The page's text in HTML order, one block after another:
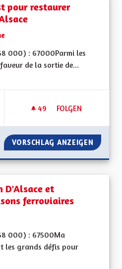
pour restaurer
000) : 67000Parmi les
de la sortie de...
49 49 FOLLOWER
FOLGEN
SORTIR DU GRAND
VORSCHLAG ANZEIGEN
D'Alsace et
ferroviaires
000) : 67500Ma
les grands défis pour